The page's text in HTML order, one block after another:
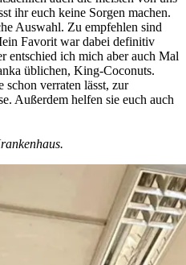
ihr euch keine Sorgen machen.
Auswahl. Zu empfehlen sind
Favorit war dabei definitiv
entschied ich mich aber auch Mal
üblichen, King-Coconuts.
verraten lässt, zur
Außerdem helfen sie euch auch